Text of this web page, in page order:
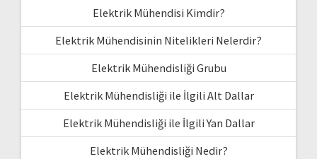
Elektrik Mühendisi Kimdir?
Elektrik Mühendisinin Nitelikleri Nelerdir?
Elektrik Mühendisliği Grubu
Elektrik Mühendisliği ile İlgili Alt Dallar
Elektrik Mühendisliği ile İlgili Yan Dallar
Elektrik Mühendisliği Nedir?